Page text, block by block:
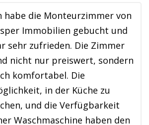
habe die Monteurzimmer von
Immobilien gebucht und
sehr zufrieden. Die Zimmer
nicht nur preiswert, sondern
komfortabel. Die
in der Küche zu
und die Verfügbarkeit
Waschmaschine haben den